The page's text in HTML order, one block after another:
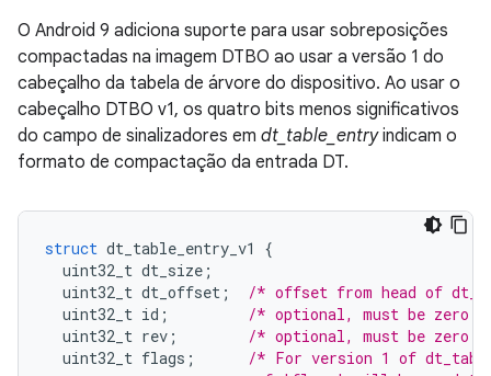
O Android 9 adiciona suporte para usar sobreposições
compactadas na imagem DTBO ao usar a versão 1 do
cabeçalho da tabela de árvore do dispositivo. Ao usar o
cabeçalho DTBO v1, os quatro bits menos significativos
do campo de sinalizadores em dt_table_entryindicam o
formato de compactação da entrada DT.
struct dt_table_entry_v1 {
uint32_t dt_size ;
uint32_t dt_offset ;
/* offset from head of
uint32_t id ;
/* optional, must be zero
uint32_t rev ;
/* optional, must be zero
uint32_t flags ;
/* For version 1 of